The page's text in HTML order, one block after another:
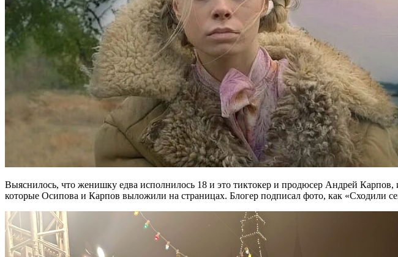
Выяснилось, что женишку едва исполнилось 18 и это тиктокер и продюсер Андрей
которые Осипова и Карпов выложили на страницах. Блогер подписал фото, как «Сходили